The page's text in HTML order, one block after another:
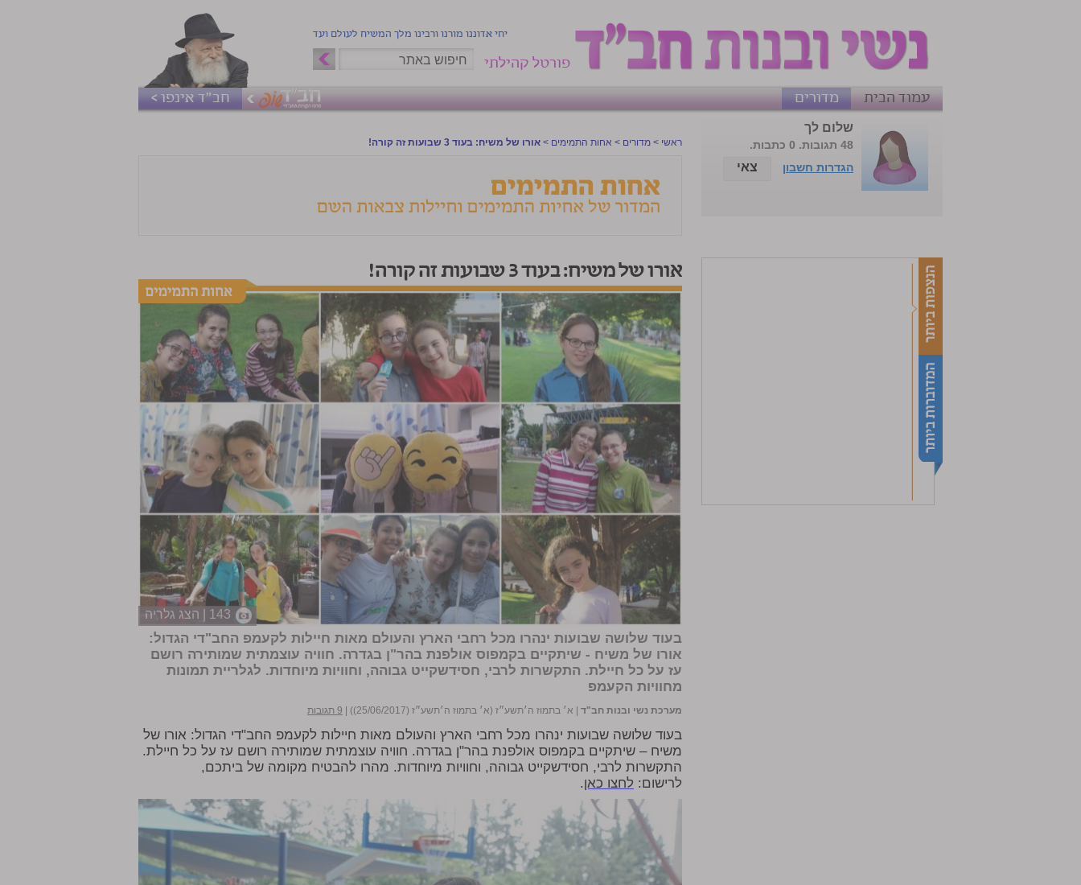
יחי אדוננו מורנו ורבינו מלך המשיח לעולם ועד
פורטל קהילתי
עמוד הבית
מדורים חב"ד אינפו >
ראשי > מדורים > אחות התמימים > אורו של משיח: בעוד 3 שבועות זה קורה!
אורו של משיח: בעוד 3 שבועות זה קורה!
143 | הצג גלריה
בעוד שלושה שבועות ינהרו מכל רחבי הארץ והעולם מאות חיילות לקעמפ החב"די הגדול:
אורו של משיח - שיתקיים בקמפוס אולפנת בהר"ן בגדרה. חוויה עוצמתית שמותירה רושם
עז על כל חיילת. התקשרות לרבי, חסידשקייט גבוהה, וחוויות מיוחדות. לגלריית תמונות
מחוויות הקעמפ
מערכת נשי ובנות חב"ד א׳ בתמוז ה׳תשע״ז (א׳ בתמוז ה׳תשע״ז (25/06/2017)) 9 תגובות
בעוד שלושה שבועות ינהרו מכל רחבי הארץ והעולם מאות חיילות לקעמפ החב"די הגדול: אורו של
משיח – שיתקיים בקמפוס אולפנת בהר"ן בגדרה. חוויה עוצמתית שמותירה רושם עז על כל חיילת.
התקשרות לרבי, חסידשקייט גבוהה, וחוויות מיוחדות. מהרו להבטיח מקומה של ביתכם,
לרישום: לחצו כאן.
שלום לך
48 תגובות. 0 כתבות.
הגדרות חשבון
צאי